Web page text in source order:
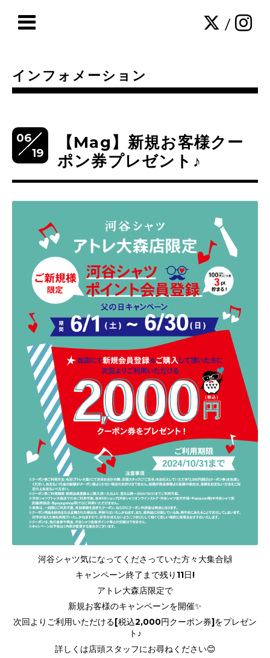
/
インフォメーション
06
19
【Mag】新規お客様クー
ポン券プレゼント♪
河谷シャツ気になってくださっていた方々大集合🙌
キャンペーン終了まで残り11日!
アトレ大森店限定で
新規お客様のキャンペーンを開催✨
次回よりご利用いただける[税込2,000円クーポン券]をプレゼン
ト♪
詳しくは店頭スタッフにお尋ねください😊